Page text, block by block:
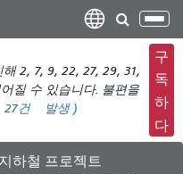
탐
색
메
뉴
전
환
2, 7, 9, 22, 27, 29, 31,
질 수 있습니다. 불편을
27건 발생 )
구
독
하
다
하철 프로젝트